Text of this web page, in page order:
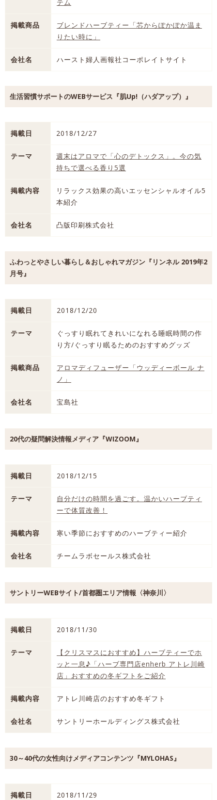
テム
掲載商品
ブレンドハーブティー「芯からぽかぽか温ま
りたい時に」
会社名 ハースト婦人画報社コーポレイトサイト
生活習慣サポートのWEBサービス『肌Up!（ハダアップ）』
掲載日 2018/12/27
テーマ
週末はアロマで「心のデトックス」。今の気
持ちで選べる香り5選
掲載内容
リラックス効果の高いエッセンシャルオイル5
本紹介
会社名 凸版印刷株式会社
ふわっとやさしい暮らし＆おしゃれマガジン『リンネル 2019年2
月号』
掲載日 2018/12/20
テーマ
ぐっすり眠れてきれいになれる睡眠時間の作
り方/ぐっすり眠るためのおすすめグッズ
掲載商品
アロマディフューザー「ウッディーボール ナ
ノ」
会社名 宝島社
20代の疑問解決情報メディア『WIZOOM』
掲載日 2018/12/15
テーマ
自分だけの時間を過ごす。温かいハーブティ
ーで体質改善！
掲載内容 寒い季節におすすめのハーブティー紹介
会社名 チームラボセールス株式会社
サントリーWEBサイト/首都圏エリア情報〈神奈川〉
掲載日 2018/11/30
テーマ
【クリスマスにおすすめ】ハーブティーでホ
ッと一息♪「ハーブ専門店enherb アトレ川崎
店」おすすめの冬ギフトをご紹介
掲載内容 アトレ川崎店のおすすめ冬ギフト
会社名 サントリーホールディングス株式会社
30～40代の女性向けメディアコンテンツ『MYLOHAS』
掲載日 2018/11/29